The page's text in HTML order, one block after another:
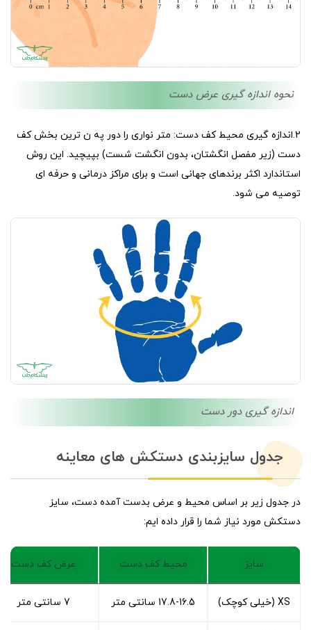
نحوه اندازه گیری عرض دست
2.اندازه گیری محیط کف دست: متر نواری را دور په ن ترین بخش کف
دست (زیر مفصل انگشتان، بدون انگشت شست) بپیچید. این روش
استاندارد اکثر برندهای جهانی است و برای مراکز درمانی و حرفه ای
توصیه می شود.
اندازه گیری دور دست
جدول سایزبندی دستکش های معاینه
در جدول زیر بر اساس محیط و عرض بدست آمده دست، سایز
دستکش مورد نیاز شما را قرار داده ایم:
سایز محیط کف دست عرض کف دست
XS (خیلی کوچک) 17.8-16.5 سانتی متر 7 سانتی متر